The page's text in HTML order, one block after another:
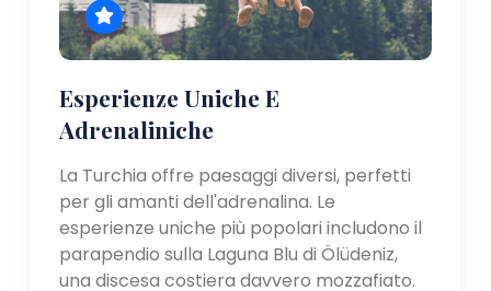
Esperienze Uniche E
Adrenaliniche
La Turchia offre paesaggi diversi, perfetti
per gli amanti dell'adrenalina. Le
esperienze uniche più popolari includono il
parapendio sulla Laguna Blu di Ölüdeniz,
una discesa costiera davvero mozzafiato.